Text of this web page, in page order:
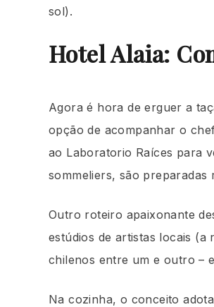
sol).
Hotel Alaia:
Agora é hora de erguer a
opção de acompanhar o
ao Laboratorio Raíces para
sommeliers, são preparadas
Outro roteiro apaixonante
estúdios de artistas locais
chilenos entre um e outro –
Na cozinha, o conceito